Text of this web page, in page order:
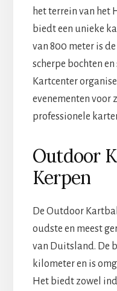
het terrein van het
biedt een unieke
van 800 meter is
scherpe bochten
Kartcenter
evenementen voor
professionele
Outdoor
Kerpen
De Outdoor
oudste en meest
van Duitsland. De
kilometer en is
Het biedt zowel